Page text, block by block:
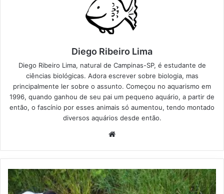
Diego Ribeiro Lima
Diego Ribeiro Lima, natural de Campinas-SP, é estudante de
ciências biológicas. Adora escrever sobre biologia, mas
principalmente ler sobre o assunto. Começou no aquarismo em
1996, quando ganhou de seu pai um pequeno aquário, a partir de
então, o fascínio por esses animais só aumentou, tendo montado
diversos aquários desde então.
Website